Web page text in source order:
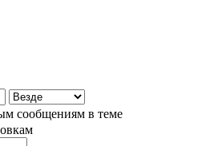
сообщениям в теме